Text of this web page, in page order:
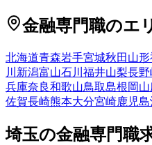
金融専門職のエ
北海道青森岩手宮城秋田 山形
川 新潟富山石川 福井山梨長野
兵庫奈良和歌山鳥取島根岡山
佐賀長崎熊本大分宮崎鹿児島
埼玉の金融専門職